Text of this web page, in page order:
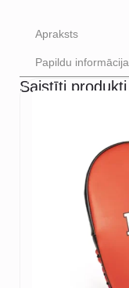
Apraksts
Papildu informācija
Saistīti produkti